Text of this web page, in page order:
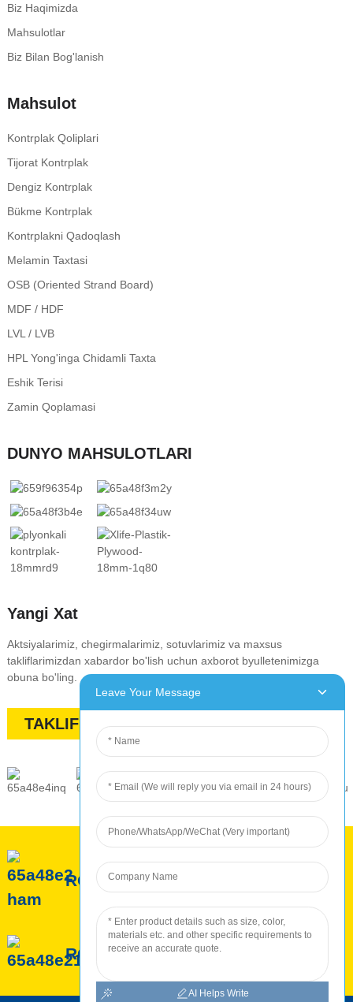
Biz Haqimizda
Mahsulotlar
Biz Bilan Bog'lanish
Mahsulot
Kontrplak Qoliplari
Tijorat Kontrplak
Dengiz Kontrplak
Bükme Kontrplak
Kontrplakni Qadoqlash
Melamin Taxtasi
OSB (oriented Strand Board)
MDF / HDF
LVL / LVB
HPL Yong'inga Chidamli Taxta
Eshik Terisi
Zamin Qoplamasi
DUNYO MAHSULOTLARI
Yangi Xat
Aktsiyalarimiz, chegirmalarimiz, sotuvlarimiz va maxsus
takliflarimizdan xabardor bo'lish uchun axborot byulletenimizga
obuna bo'ling.
TAKLIF TALAB QILING
ROC haqida ROC xizmati
ROC ishlab chiqarish
Leave Your Message
AI Helps Write